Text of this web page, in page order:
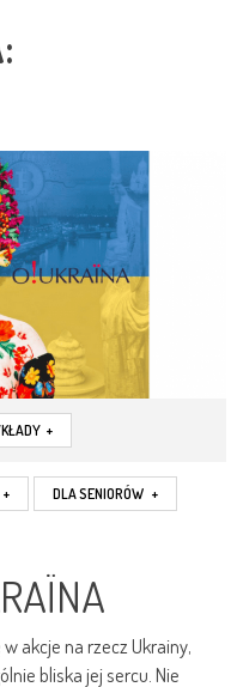
+
+ DLA SENIORÓW +
akcje na rzecz Ukrainy,
bliska jej sercu. Nie